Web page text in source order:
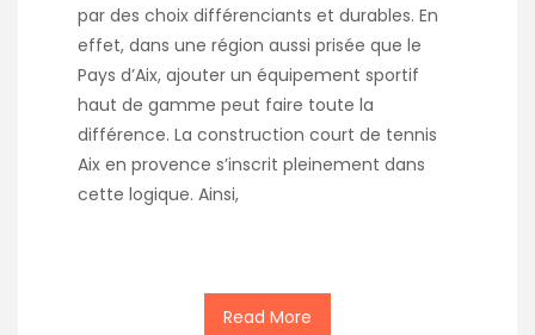
par des choix différenciants et durables. En
effet, dans une région aussi prisée que le
Pays d’Aix, ajouter un équipement sportif
haut de gamme peut faire toute la
différence. La construction court de tennis
Aix en provence s’inscrit pleinement dans
cette logique. Ainsi,
Read More